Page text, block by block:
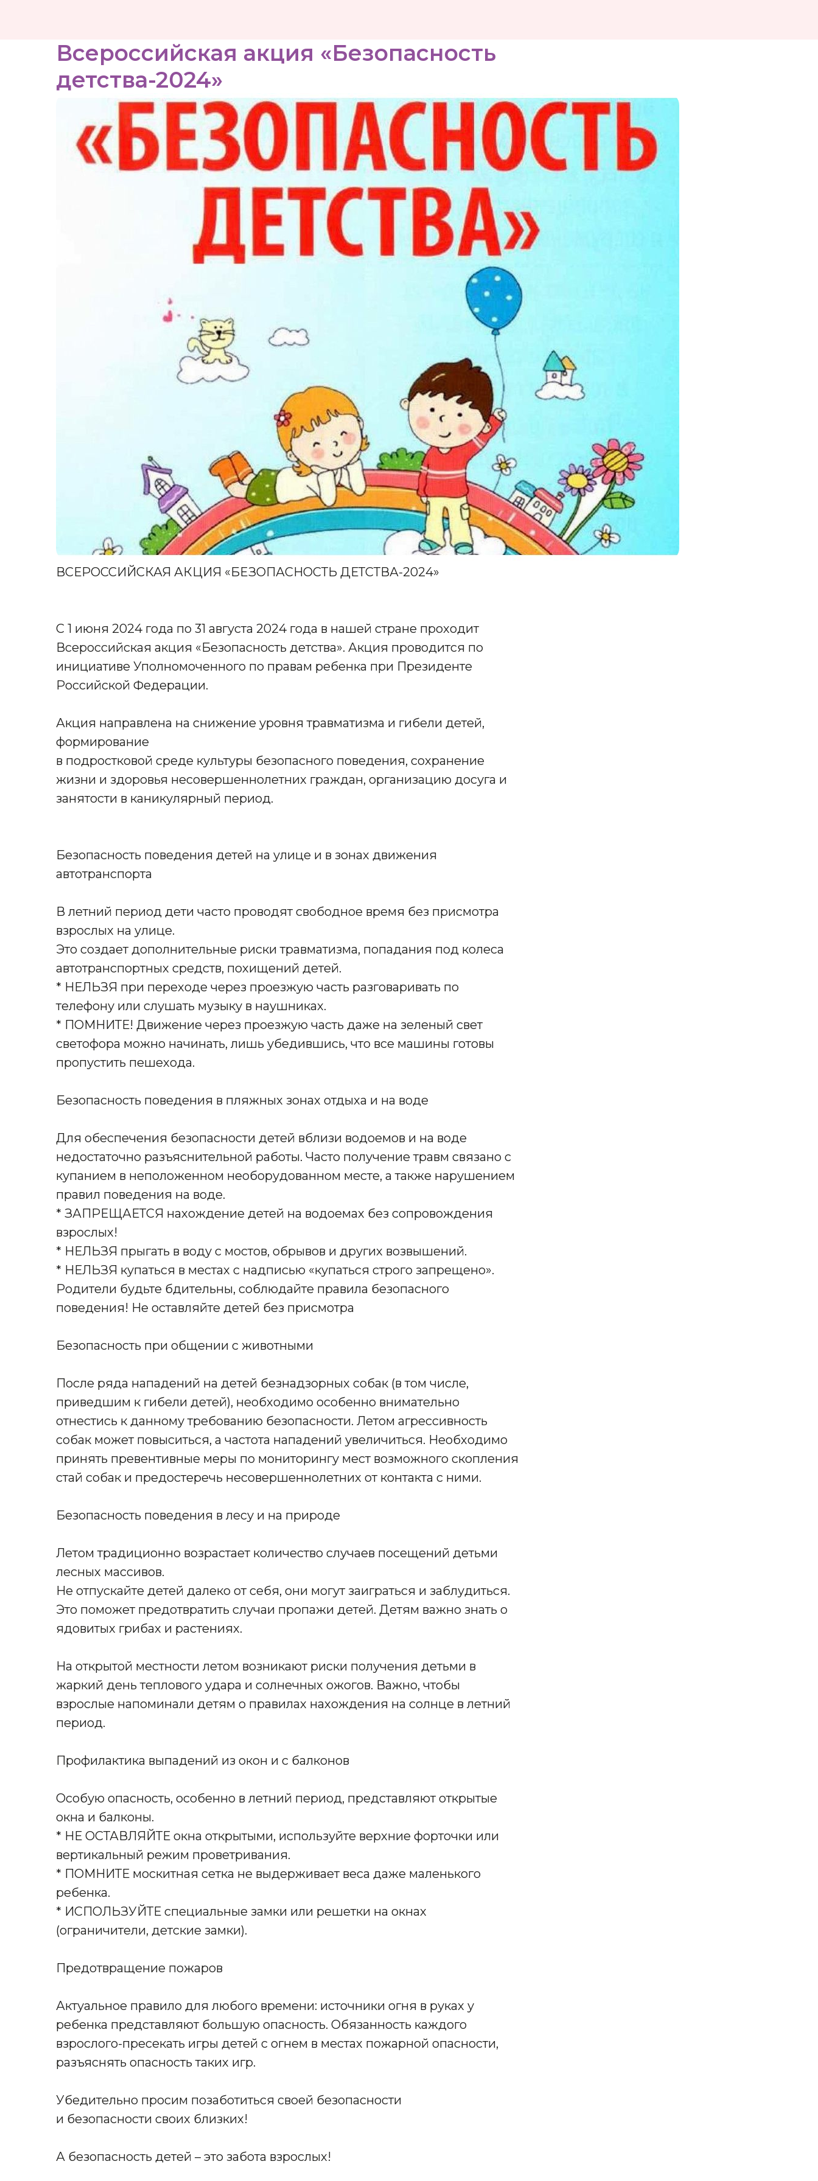
Всероссийская акция «Безопасность
детства-2024»
ВСЕРОССИЙСКАЯ АКЦИЯ «БЕЗОПАСНОСТЬ ДЕТСТВА-2024»
С 1 июня 2024 года по 31 августа 2024 года в нашей стране проходит
Всероссийская акция «Безопасность детства». Акция проводится по
инициативе Уполномоченного по правам ребенка при Президенте
Российской Федерации.
Акция направлена на снижение уровня травматизма и гибели детей,
формирование
в подростковой среде культуры безопасного поведения, сохранение
жизни и здоровья несовершеннолетних граждан, организацию досуга и
занятости в каникулярный период.
Безопасность поведения детей на улице и в зонах движения
автотранспорта
В летний период дети часто проводят свободное время без присмотра
взрослых на улице.
Это создает дополнительные риски травматизма, попадания под колеса
автотранспортных средств, похищений детей.
* НЕЛЬЗЯ при переходе через проезжую часть разговаривать по
телефону или слушать музыку в наушниках.
* ПОМНИТЕ! Движение через проезжую часть даже на зеленый свет
светофора можно начинать, лишь убедившись, что все машины готовы
пропустить пешехода.
Безопасность поведения в пляжных зонах отдыха и на воде
Для обеспечения безопасности детей вблизи водоемов и на воде
недостаточно разъяснительной работы. Часто получение травм связано с
купанием в неположенном необорудованном месте, а также нарушением
правил поведения на воде.
* ЗАПРЕЩАЕТСЯ нахождение детей на водоемах без сопровождения
взрослых!
* НЕЛЬЗЯ прыгать в воду с мостов, обрывов и других возвышений.
* НЕЛЬЗЯ купаться в местах с надписью «купаться строго запрещено».
Родители будьте бдительны, соблюдайте правила безопасного
поведения! Не оставляйте детей без присмотра
Безопасность при общении с животными
После ряда нападений на детей безнадзорных собак (в том числе,
приведшим к гибели детей), необходимо особенно внимательно
отнестись к данному требованию безопасности. Летом агрессивность
собак может повыситься, а частота нападений увеличиться. Необходимо
принять превентивные меры по мониторингу мест возможного скопления
стай собак и предостеречь несовершеннолетних от контакта с ними.
Безопасность поведения в лесу и на природе
Летом традиционно возрастает количество случаев посещений детьми
лесных массивов.
Не отпускайте детей далеко от себя, они могут заиграться и заблудиться.
Это поможет предотвратить случаи пропажи детей. Детям важно знать о
ядовитых грибах и растениях.
На открытой местности летом возникают риски получения детьми в
жаркий день теплового удара и солнечных ожогов. Важно, чтобы
взрослые напоминали детям о правилах нахождения на солнце в летний
период.
Профилактика выпадений из окон и с балконов
Особую опасность, особенно в летний период, представляют открытые
окна и балконы.
* НЕ ОСТАВЛЯЙТЕ окна открытыми, используйте верхние форточки или
вертикальный режим проветривания.
* ПОМНИТЕ москитная сетка не выдерживает веса даже маленького
ребенка.
* ИСПОЛЬЗУЙТЕ специальные замки или решетки на окнах
(ограничители, детские замки).
Предотвращение пожаров
Актуальное правило для любого времени: источники огня в руках у
ребенка представляют большую опасность. Обязанность каждого
взрослого-пресекать игры детей с огнем в местах пожарной опасности,
разъяснять опасность таких игр.
Убедительно просим позаботиться своей безопасности
и безопасности своих близких!
А безопасность детей – это забота взрослых!